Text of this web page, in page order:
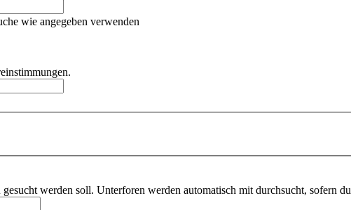
wie angegeben verwenden
werden soll. Unterforen werden automatisch mit durchsucht, sofern